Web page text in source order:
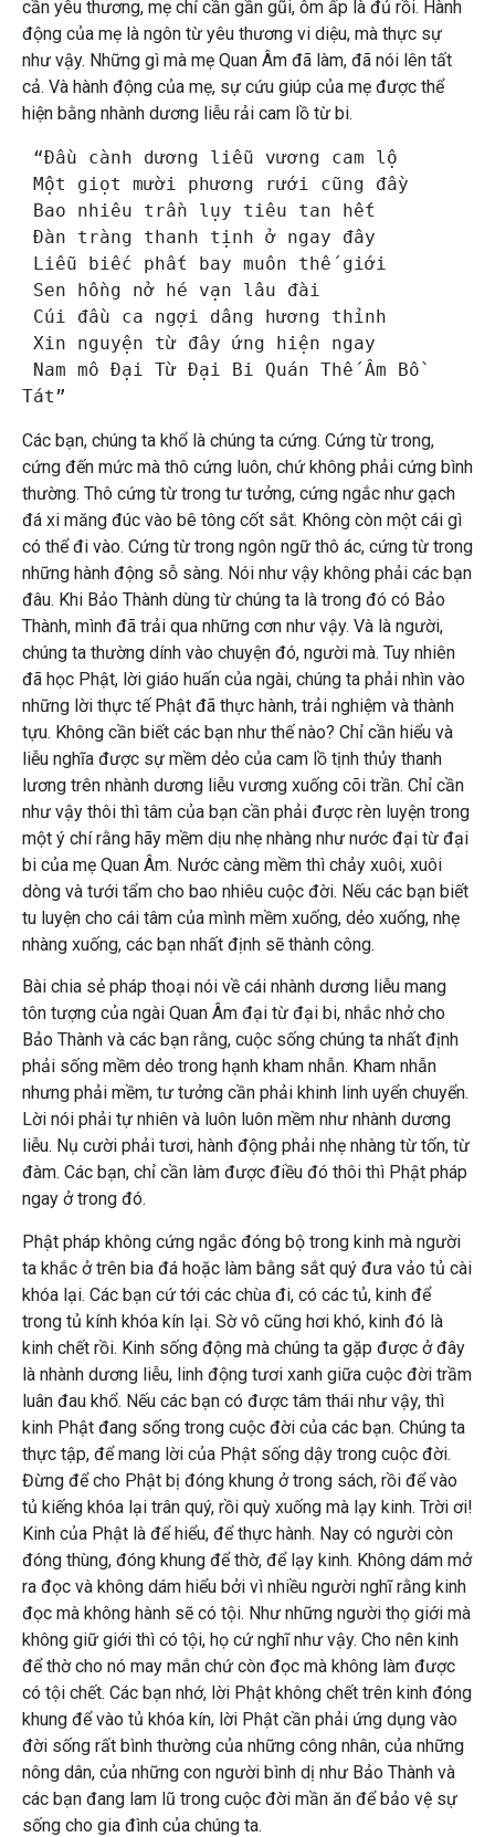
cần yêu thương, mẹ chỉ cần gần gũi, ôm ấp là đủ rồi. Hành
động của mẹ là ngôn từ yêu thương vi diệu, mà thực sự
như vậy. Những gì mà mẹ Quan Âm đã làm, đã nói lên tất
cả. Và hành động của mẹ, sự cứu giúp của mẹ được thể
hiện bằng nhành dương liễu rải cam lồ từ bi.
Tát”
Các bạn, chúng ta khổ là chúng ta cứng. Cứng từ trong,
cứng đến mức mà thô cứng luôn, chứ không phải cứng bình
thường. Thô cứng từ trong tư tưởng, cứng ngắc như gạch
đá xi măng đúc vào bê tông cốt sắt. Không còn một cái gì
có thể đi vào. Cứng từ trong ngôn ngữ thô ác, cứng từ trong
những hành động sỗ sàng. Nói như vậy không phải các bạn
đâu. Khi Bảo Thành dùng từ chúng ta là trong đó có Bảo
Thành, mình đã trải qua những cơn như vậy. Và là người,
chúng ta thường dính vào chuyện đó, người mà. Tuy nhiên
đã học Phật, lời giáo huấn của ngài, chúng ta phải nhìn vào
những lời thực tế Phật đã thực hành, trải nghiệm và thành
tựu. Không cần biết các bạn như thế nào? Chỉ cần hiểu và
liễu nghĩa được sự mềm dẻo của cam lồ tịnh thủy thanh
lương trên nhành dương liễu vương xuống cõi trần. Chỉ cần
như vậy thôi thì tâm của bạn cần phải được rèn luyện trong
một ý chí rằng hãy mềm dịu nhẹ nhàng như nước đại từ đại
bi của mẹ Quan Âm. Nước càng mềm thì chảy xuôi, xuôi
dòng và tưới tẩm cho bao nhiêu cuộc đời. Nếu các bạn biết
tu luyện cho cái tâm của mình mềm xuống, dẻo xuống, nhẹ
nhàng xuống, các bạn nhất định sẽ thành công.
Bài chia sẻ pháp thoại nói về cái nhành dương liễu mang
tôn tượng của ngài Quan Âm đại từ đại bi, nhắc nhở cho
Bảo Thành và các bạn rằng, cuộc sống chúng ta nhất định
phải sống mềm dẻo trong hạnh kham nhẫn. Kham nhẫn
nhưng phải mềm, tư tưởng cần phải khinh linh uyển chuyển.
Lời nói phải tự nhiên và luôn luôn mềm như nhành dương
liễu. Nụ cười phải tươi, hành động phải nhẹ nhàng từ tốn, từ
đàm. Các bạn, chỉ cần làm được điều đó thôi thì Phật pháp
ngay ở trong đó.
Phật pháp không cứng ngắc đóng bộ trong kinh mà người
ta khắc ở trên bia đá hoặc làm bằng sắt quý đưa vảo tủ cài
khóa lại. Các bạn cứ tới các chùa đi, có các tủ, kinh để
trong tủ kính khóa kín lại. Sờ vô cũng hơi khó, kinh đó là
kinh chết rồi. Kinh sống động mà chúng ta gặp được ở đây
là nhành dương liễu, linh động tươi xanh giữa cuộc đời trầm
luân đau khổ. Nếu các bạn có được tâm thái như vậy, thì
kinh Phật đang sống trong cuộc đời của các bạn. Chúng ta
thực tập, để mang lời của Phật sống dậy trong cuộc đời.
Đừng để cho Phật bị đóng khung ở trong sách, rồi để vào
tủ kiếng khóa lại trân quý, rồi quỳ xuống mà lạy kinh. Trời ơi!
Kinh của Phật là để hiểu, để thực hành. Nay có người còn
đóng thùng, đóng khung để thờ, để lạy kinh. Không dám mở
ra đọc và không dám hiểu bởi vì nhiều người nghĩ rằng kinh
đọc mà không hành sẽ có tội. Như những người thọ giới mà
không giữ giới thì có tội, họ cứ nghĩ như vậy. Cho nên kinh
để thờ cho nó may mắn chứ còn đọc mà không làm được
có tội chết. Các bạn nhớ, lời Phật không chết trên kinh đóng
khung để vào tủ khóa kín, lời Phật cần phải ứng dụng vào
đời sống rất bình thường của những công nhân, của những
nông dân, của những con người bình dị như Bảo Thành và
các bạn đang lam lũ trong cuộc đời mần ăn để bảo vệ sự
sống cho gia đình của chúng ta.